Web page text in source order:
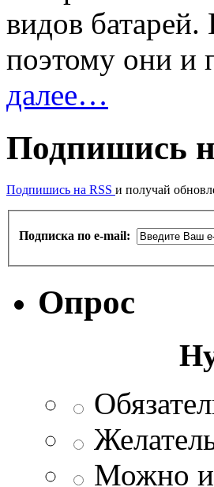
видов
поэтому они и
далее…
Подпишись
Подпишись на RSS и получай
Подписка по e-mail:
Опрос
Можно и